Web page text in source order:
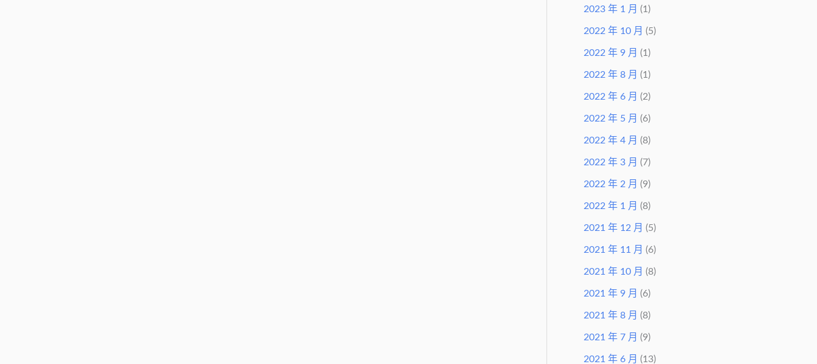
2023 年 1 月 (1)
2022 年 10 月 (5)
2022 年 9 月 (1)
2022 年 8 月 (1)
2022 年 6 月 (2)
2022 年 5 月 (6)
2022 年 4 月 (8)
2022 年 3 月 (7)
2022 年 2 月 (9)
2022 年 1 月 (8)
2021 年 12 月 (5)
2021 年 11 月 (6)
2021 年 10 月 (8)
2021 年 9 月 (6)
2021 年 8 月 (8)
2021 年 7 月 (9)
2021 年 6 月 (13)